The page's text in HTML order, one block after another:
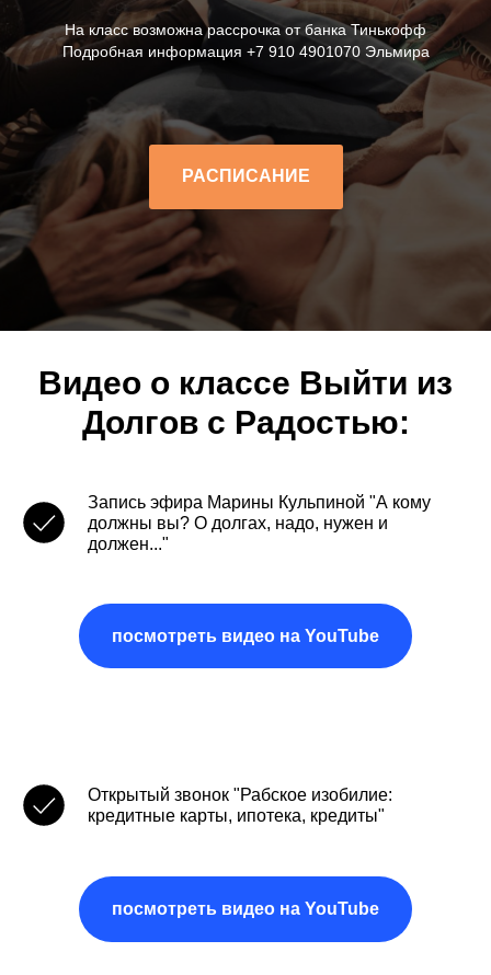
На класс возможна рассрочка от банка Тинькофф
Подробная информация +7 910 4901070 Эльмира
РАСПИСАНИЕ
Видео о классе Выйти из
Долгов с Радостью:
Запись эфира Марины Кульпиной "А кому
должны вы? О долгах, надо, нужен и
должен..."
посмотреть видео на YouTube
Открытый звонок "Рабское изобилие:
кредитные карты, ипотека, кредиты"
посмотреть видео на YouTube